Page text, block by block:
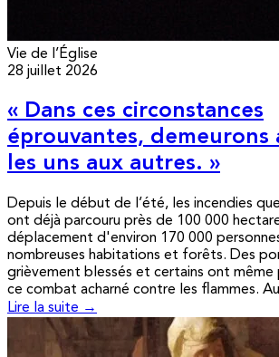
Vie de l’Église
28 juillet 2026
« Dans ces circonstances
éprouvantes,
les uns aux autres. »
Depuis le début de l’été, les incendies
ont déjà parcouru près de 100 000
déplacement d'environ 170 000
nombreuses habitations et forêts. Des
grièvement blessés et certains ont même
ce combat acharné contre les flammes.
Lire la suite →